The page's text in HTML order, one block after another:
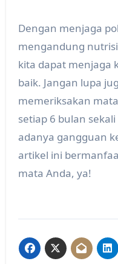
Dengan menjaga
mengandung
kita dapat menjaga
baik. Jangan lupa
memeriksakan
setiap 6 bulan
adanya gangguan
artikel ini
mata Anda, ya!